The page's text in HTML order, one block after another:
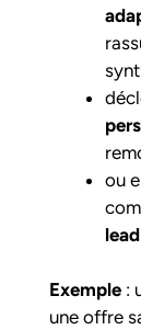
ou
Exemple:
une offre